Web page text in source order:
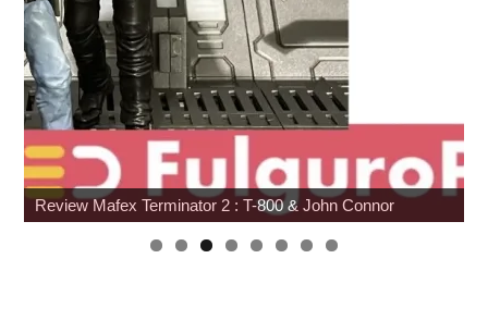
Review Mafex Terminator 2 : T-800 & John Connor